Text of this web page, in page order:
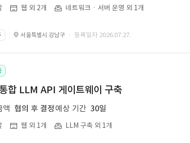
웹 외 2개 네트워크ㆍ서버 운영 외 1개
서울특별시 강남구 · 등록일자 2026.07.27.
합 LLM API 게이트웨이 구축
액 협의 후 결정 예상 기간 30일
웹 외 1개 LLM 구축 외 1개